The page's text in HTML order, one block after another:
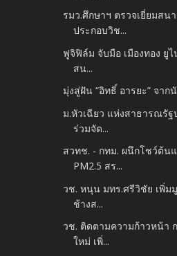
รมว.ศึกษาฯ ตรวจเยี่ยมส
ประกอบวิช...
ฟูจิฟิล์ม จับมือ เมืองทอง ยู
สน...
มุ่งสู่ฝัน “อิทธิ์ อารยะ” จา
ม.หัวเฉียว แห่งสาธารณรั
ร่วมจัด...
สวทช. - กทม. ผนึกโชว์ต้น
PM2.5 สร...
วช. หนุน มทร.ศรีวิชัย เพิ่ม
ช้างส...
วช. ติดตามความก้าวหน้า
ใหม่ เพิ่...